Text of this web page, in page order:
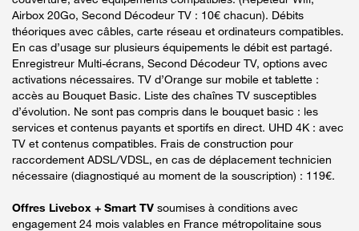
Airbox 20Go, Second Décodeur TV : 10€ chacun). Débits
théoriques avec câbles, carte réseau et ordinateurs compatibles.
En cas d’usage sur plusieurs équipements le débit est partagé.
Enregistreur Multi-écrans, Second Décodeur TV, options avec
activations nécessaires. TV d’Orange sur mobile et tablette :
accès au Bouquet Basic. Liste des chaînes TV susceptibles
d’évolution. Ne sont pas compris dans le bouquet basic : les
services et contenus payants et sportifs en direct. UHD 4K : avec
TV et contenus compatibles. Frais de construction pour
raccordement ADSL/VDSL, en cas de déplacement technicien
nécessaire (diagnostiqué au moment de la souscription) : 119€.
Offres Livebox + Smart TV soumises à conditions avec
engagement 24 mois valables en France métropolitaine sous